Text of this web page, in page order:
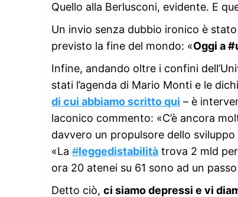
Quello alla Berlusconi, evidente. E
Un invio senza dubbio ironico è
previsto la fine del mondo: «Oggi a
Infine, andando oltre i confini
stati l’agenda di Mario Monti e le
di cui abbiamo scritto qui – è
laconico commento: «C’è ancora
davvero un propulsore dello sviluppo
«La #leggedistabilità trova 2 mld
ora 20 atenei su 61 sono ad un
Detto ciò, ci siamo depressi e vi